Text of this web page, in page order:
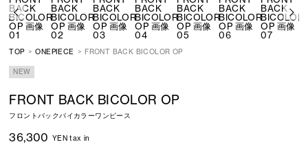
FRONT BACK BICOLOR OP
フロントバックバイカラーワンピース
TOP ONEPIECE FRONT BACK BICOLOR OP
NEW
36,300 YEN tax in